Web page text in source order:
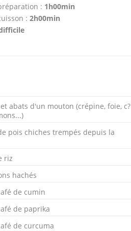
: 1h00min
: 2h00min
abats d'un mouton (crépine, foie, c?
pois chiches trempés depuis la
riz
hachés
de cumin
de paprika
de curcuma